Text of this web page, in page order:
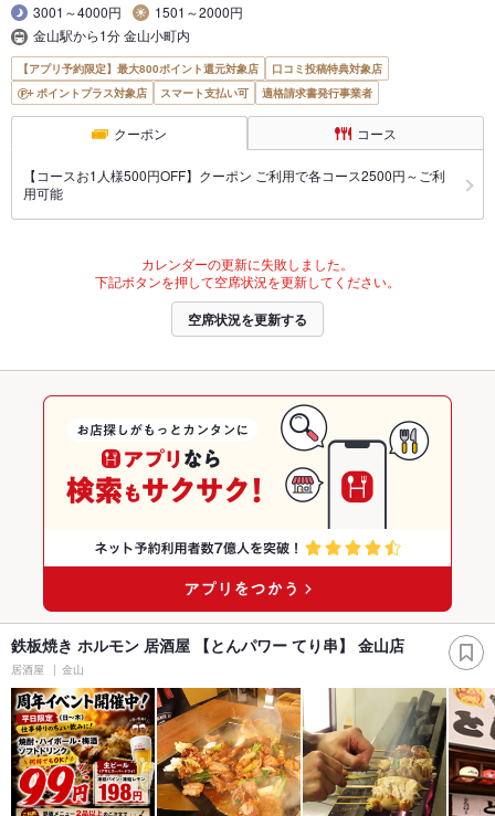
3001～4000円
1501～2000円
金山駅から1分 金山小町内
【アプリ予約限定】最大800ポイント還元対象店
口コミ投稿特典対象店
ポイントプラス対象店
スマート支払い可 適格請求書発行事業者
クーポン コース
【コースお1人様500円OFF】クーポン ご利用で各コース2500円～ご利
用可能
カレンダーの更新に失敗しました。
下記ボタンを押して空席状況を更新してください。
空席状況を更新する
鉄板焼き ホルモン 居酒屋 【とんパワー てり串】 金山店
居酒屋 金山